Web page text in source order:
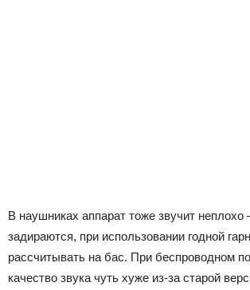
В наушниках аппарат тоже звучит
задираются, при использовании годной
рассчитывать на бас. При беспроводном
качество звука чуть хуже из-за старой